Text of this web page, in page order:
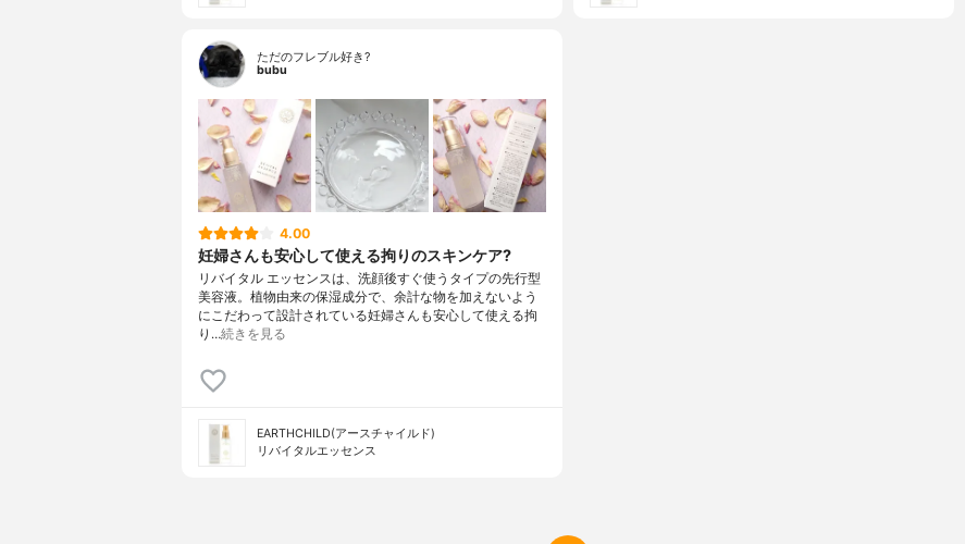
ただのフレブル好き?
bubu
4.00
妊婦さんも安心して使える拘りのスキンケア?
リバイタル エッセンスは、洗顔後すぐ使うタイプの先行型
美容液。植物由来の保湿成分で、余計な物を加えないよう
にこだわって設計されている妊婦さんも安心して使える拘
り…続きを見る
EARTHCHILD(アースチャイルド)
リバイタルエッセンス